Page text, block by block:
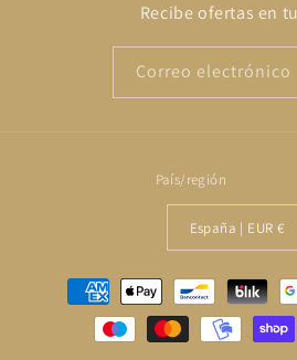
Recibe ofertas en
Correo electrónico
País/región
España | EUR €
Formas